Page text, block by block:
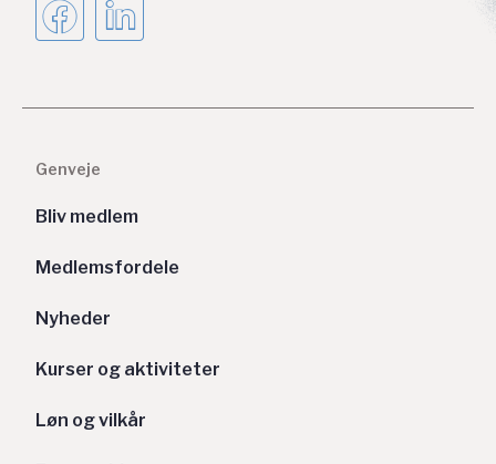
Genveje
Bliv medlem
Medlemsfordele
Nyheder
Kurser og aktiviteter
Løn og vilkår